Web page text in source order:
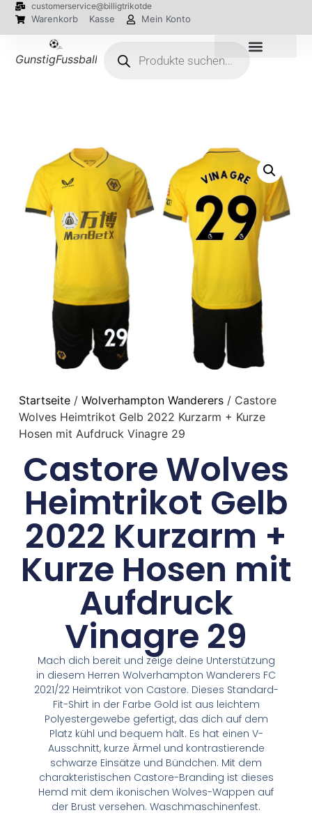
customerservice@billigtrikotde
Warenkorb Kasse Mein Konto
GunstigFussballTrikot
Startseite/ Wolverhampton Wanderers/ Castore
Wolves Heimtrikot Gelb 2022 Kurzarm + Kurze
Hosen mit Aufdruck Vinagre 29
Castore Wolves
Heimtrikot Gelb
2022 Kurzarm +
Kurze Hosen mit
Aufdruck
Vinagre 29
Mach dich bereit und zeige deine Unterstützung
in diesem Herren Wolverhampton Wanderers FC
2021/22 Heimtrikot von Castore. Dieses Standard-
Fit-Shirt in der Farbe Gold ist aus leichtem
Polyestergewebe gefertigt, das dich auf dem
Platz kühl und bequem hält. Es hat einen V-
Ausschnitt, kurze Ärmel und kontrastierende
schwarze Einsätze und Bündchen. Mit dem
charakteristischen Castore-Branding ist dieses
Hemd mit dem ikonischen Wolves-Wappen auf
der Brust versehen. Waschmaschinenfest.